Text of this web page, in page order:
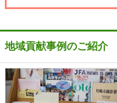
地域貢献事例のご紹介